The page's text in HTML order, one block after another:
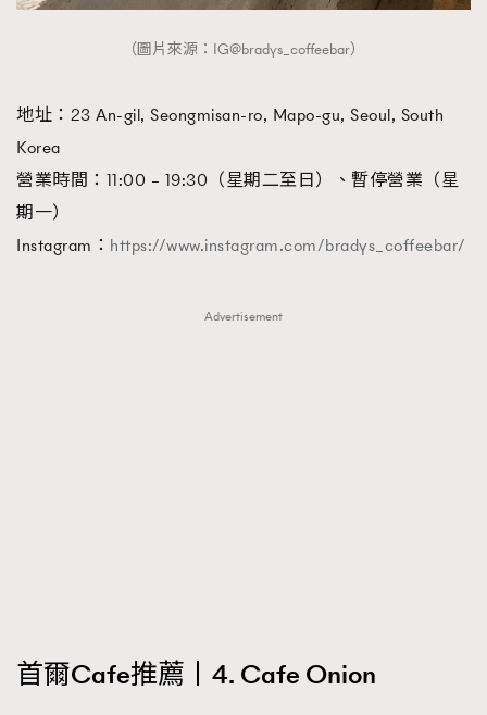
（圖片來源：IG@bradys_coffeebar）
地址：23 An-gil, Seongmisan-ro, Mapo-gu, Seoul, South
Korea
營業時間：11:00 – 19:30（星期二至日）、暫停營業（星
期一）
Instagram： https://www.instagram.com/bradys_coffeebar/
Advertisement
首爾Cafe推薦丨4. Cafe Onion